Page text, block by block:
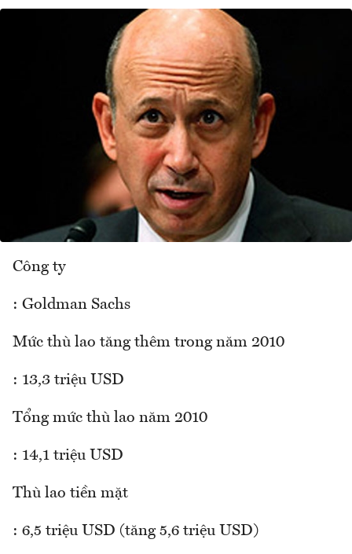
Công ty
: Goldman Sachs
Mức thù lao tăng thêm trong năm 2010
: 13,3 triệu USD
Tổng mức thù lao năm 2010
: 14,1 triệu USD
Thù lao tiền mặt
: 6,5 triệu USD (tăng 5,6 triệu USD)